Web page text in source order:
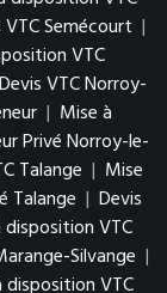
VTC Semécourt |
VTC
Devis VTC Norroy-
| Mise à
Privé Norroy-le-
Talange | Mise
Talange | Devis
disposition VTC
Silvange |
disposition VTC